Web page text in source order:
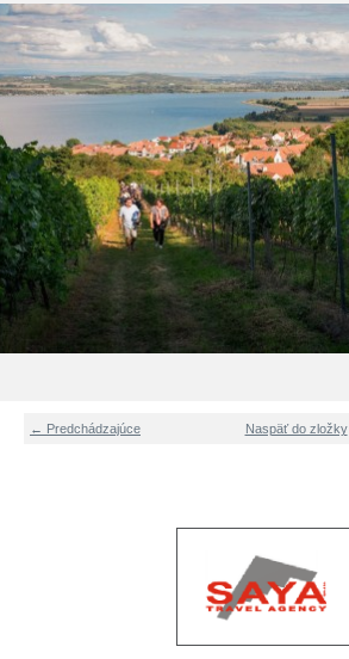
← Predchádzajúce Naspäť do zložky